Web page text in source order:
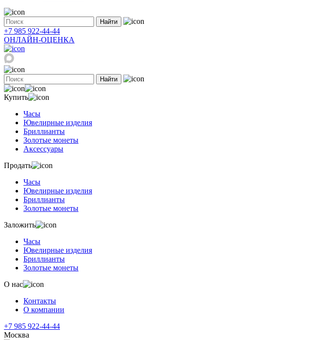
Найти
+7 985 922-44-44
ОНЛАЙН-ОЦЕНКА
Найти
Купить
Часы
Ювелирные изделия
Бриллианты
Золотые монеты
Аксессуары
Продать
Часы
Ювелирные изделия
Бриллианты
Золотые монеты
Заложить
Часы
Ювелирные изделия
Бриллианты
Золотые монеты
О нас
Контакты
О компании
+7 985 922-44-44
Москва